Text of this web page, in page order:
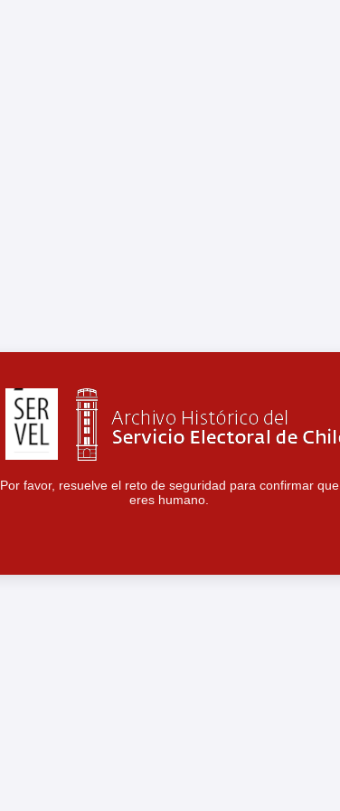
Por favor, resuelve el reto de seguridad para confirmar que
eres humano.